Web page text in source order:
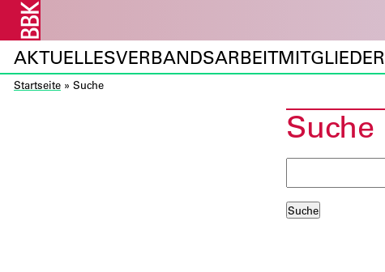
AKTUELLESVERBANDSARBEITMITGLIEDER
Startseite » Suche
Suche